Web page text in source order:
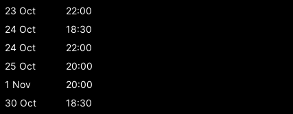
23 Oct
22:00
24 Oct
18:30
24 Oct
22:00
25 Oct
20:00
1 Nov
20:00
30 Oct 18:30